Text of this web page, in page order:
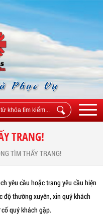
Phục Vụ
TRANG!
TÌM THẤY TRANG!
yêu cầu hoặc trang yêu cầu hiện
độ thường xuyên, xin quý khách
quý khách gặp.